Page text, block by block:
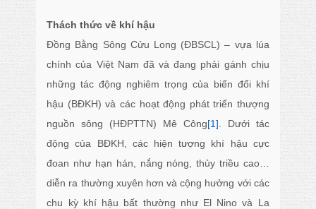
Thách thức về khí hậu
Đồng Bằng Sông Cửu Long (ĐBSCL) – vựa lúa
chính của Việt Nam đã và đang phải gánh chịu
những tác động nghiêm trọng của biến đổi khí
hậu (BĐKH) và các hoạt động phát triển thượng
nguồn sông (HĐPTTN) Mê Công[1] . Dưới tác
động của BĐKH, các hiện tượng khí hậu cực
đoan như hạn hán, nắng nóng, thủy triều cao…
diễn ra thường xuyên hơn và cộng hưởng với các
chu kỳ khí hậu bất thường như El Nino và La